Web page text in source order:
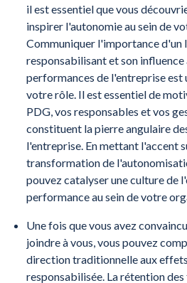
il est essentiel que vous
inspirer l'autonomie au sein de
Communiquer l'importance d'un
responsabilisant et son influence
performances de l'entreprise est
votre rôle. Il est essentiel de
PDG, vos responsables et vos
constituent la pierre angulaire
l'entreprise. En mettant l'accent
transformation de
pouvez catalyser une culture de
performance au sein de votre
Une fois que vous avez
joindre à vous, vous pouvez
direction traditionnelle aux
responsabilisée. La rétention